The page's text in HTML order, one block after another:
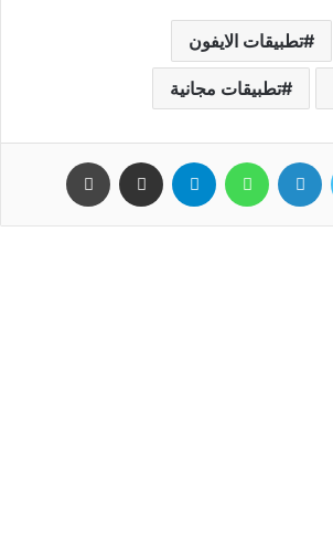
ﺗﻄﺒﻴﻘﺎﺕ ﺍﻻﻳﻔﻮﻥ
ﺗﻄﺒﻴﻘﺎﺕ ﻣﺠﺎﻧﻴﺔ
تويتر لينكدإن واتساب تيلقرام مشاركة عبر البريد